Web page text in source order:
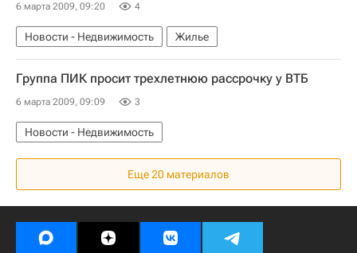
6 марта 2009, 09:20 4
Новости - Недвижимость Жилье
Группа ПИК просит трехлетнюю рассрочку у ВТБ
6 марта 2009, 09:09 3
Новости - Недвижимость
Еще 20 материалов